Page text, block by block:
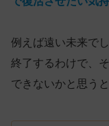
例えば遠い未来で
終了するわけで、
できないかと思う